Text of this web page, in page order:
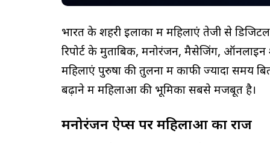
भारत के शहरी इलाकों में महिलाएं तेजी से
रिपोर्ट के मुताबिक, मनोरंजन, मैसेजिंग,
महिलाएं पुरुषों की तुलना में काफी ज्यादा समय
बढ़ाने में महिलाओं की भूमिका सबसे मजबूत है।
मनोरंजन ऐप्स पर महिलाओं का राज